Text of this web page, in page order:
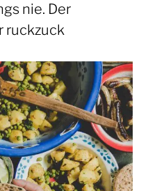
nie. Der
ruckzuck